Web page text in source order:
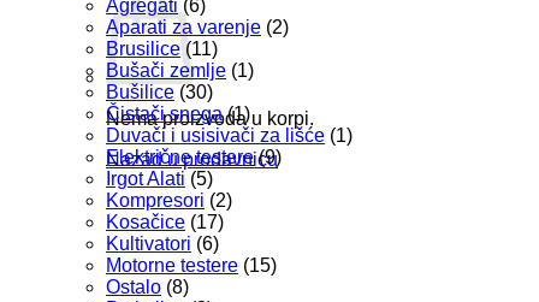
Nema proizvoda u korpi.
Nazad u prodavnicu
Agregati (6)
Aparati za varenje (2)
Brusilice (11)
Bušači zemlje (1)
Bušilice (30)
Čistači snega (1)
Duvači i usisivači za lišće (1)
Električne testere (9)
Irgot Alati (5)
Kompresori (2)
Kosačice (17)
Kultivatori (6)
Motorne testere (15)
Ostalo (8)